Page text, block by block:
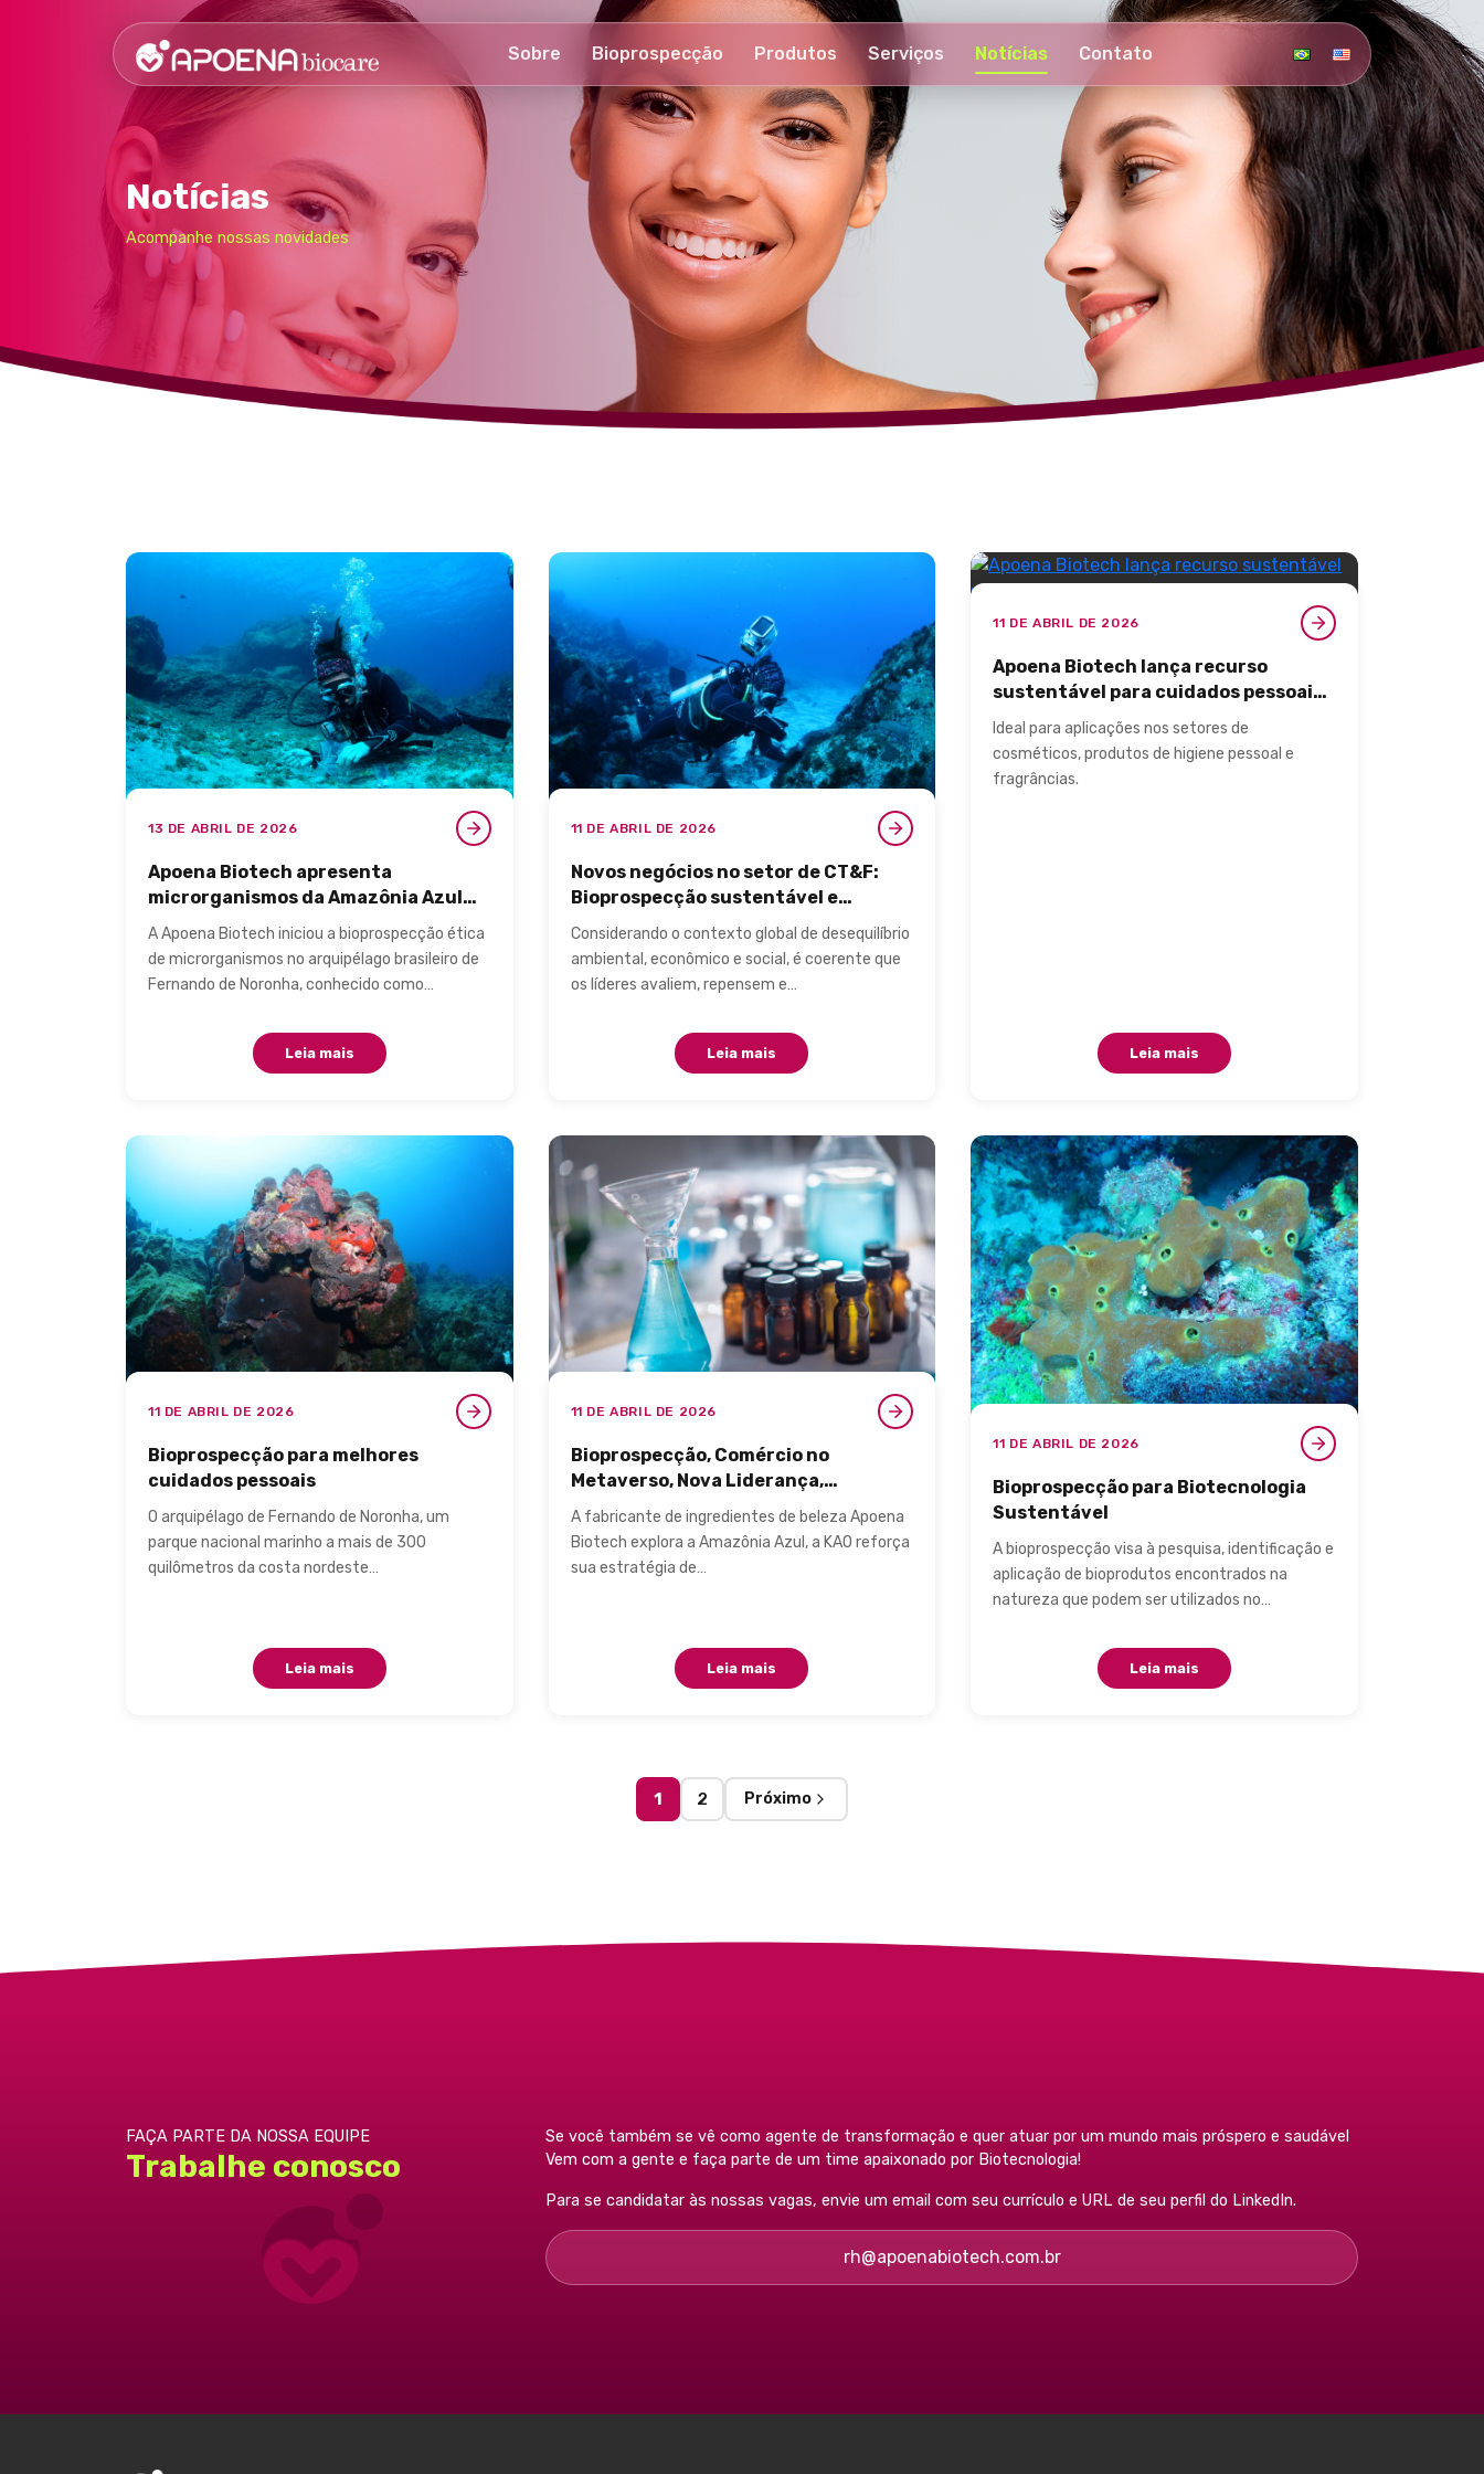
Sobre Bioprospecção Produtos Serviços Notícias Contato
Notícias
Acompanhe nossas novidades
13 DE ABRIL DE 2026
Apoena Biotech apresenta
microrganismos da Amazônia Azul
para cuidados pessoais.
A Apoena Biotech iniciou a bioprospecção ética
de microrganismos no arquipélago brasileiro de
Fernando de Noronha, conhecido como…
Leia mais
11 DE ABRIL DE 2026
Novos negócios no setor de CT&F:
Bioprospecção sustentável e
biotecnologia
Considerando o contexto global de desequilíbrio
ambiental, econômico e social, é coerente que
os líderes avaliem, repensem e…
Leia mais
11 DE ABRIL DE 2026
Apoena Biotech lança recurso
sustentável para cuidados pessoais
no Brasil.
Ideal para aplicações nos setores de
cosméticos, produtos de higiene pessoal e
fragrâncias.
Leia mais
11 DE ABRIL DE 2026
Bioprospecção para melhores
cuidados pessoais
O arquipélago de Fernando de Noronha, um
parque nacional marinho a mais de 300
quilômetros da costa nordeste…
Leia mais
11 DE ABRIL DE 2026
Bioprospecção, Comércio no
Metaverso, Nova Liderança,
Ampliação da Produção de
Ingredientes, Rotulagem de Impacto
A fabricante de ingredientes de beleza Apoena
Biotech explora a Amazônia Azul, a KAO reforça
sua estratégia de…
Leia mais
11 DE ABRIL DE 2026
Bioprospecção para Biotecnologia
Sustentável
A bioprospecção visa à pesquisa, identificação e
aplicação de bioprodutos encontrados na
natureza que podem ser utilizados no…
Leia mais
Navegação
entre
1 2 Próximo
FAÇA PARTE DA NOSSA EQUIPE
Trabalhe conosco
Se você também se vê como agente de transformação e quer atuar por um mundo mais próspero e saudável
Vem com a gente e faça parte de um time apaixonado por Biotecnologia!
Para se candidatar às nossas vagas, envie um email com seu currículo e URL de seu perfil do LinkedIn.
rh@apoenabiotech.com.br